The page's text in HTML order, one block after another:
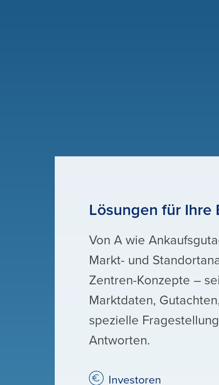
Lösungen für Ihre
Von A wie
Markt- und
Zentren-Konzepte –
Marktdaten,
spezielle
Antworten.
Investoren